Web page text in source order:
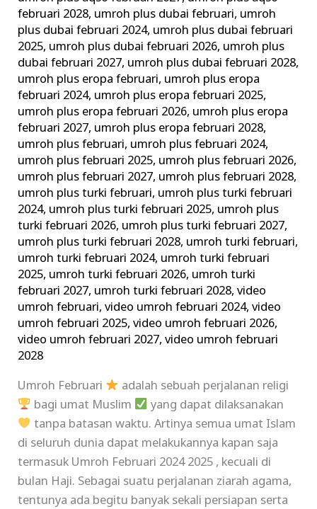
februari 2028, umroh plus dubai februari, umroh
plus dubai februari 2024, umroh plus dubai februari
2025, umroh plus dubai februari 2026, umroh plus
dubai februari 2027, umroh plus dubai februari 2028,
umroh plus eropa februari, umroh plus eropa
februari 2024, umroh plus eropa februari 2025,
umroh plus eropa februari 2026, umroh plus eropa
februari 2027, umroh plus eropa februari 2028,
umroh plus februari, umroh plus februari 2024,
umroh plus februari 2025, umroh plus februari 2026,
umroh plus februari 2027, umroh plus februari 2028,
umroh plus turki februari, umroh plus turki februari
2024, umroh plus turki februari 2025, umroh plus
turki februari 2026, umroh plus turki februari 2027,
umroh plus turki februari 2028, umroh turki februari,
umroh turki februari 2024, umroh turki februari
2025, umroh turki februari 2026, umroh turki
februari 2027, umroh turki februari 2028,video
umroh februari,video umroh februari 2024,video
umroh februari 2025,video umroh februari 2026,
video umroh februari 2027,video umroh februari
2028
Umroh Februari
adalah sebuah perjalanan religi
bagi umat Muslim
yang dapat dilaksanakan
tanpa batasan waktu. Artinya semua umat Islam
di seluruh dunia dapat melakukannya kapan saja
termasuk Umroh Februari 2024 2025 , kecuali di
bulan Haji. Sebagai suatu perjalanan ziarah agama,
tentunya ada begitu banyak sekali persiapan serta